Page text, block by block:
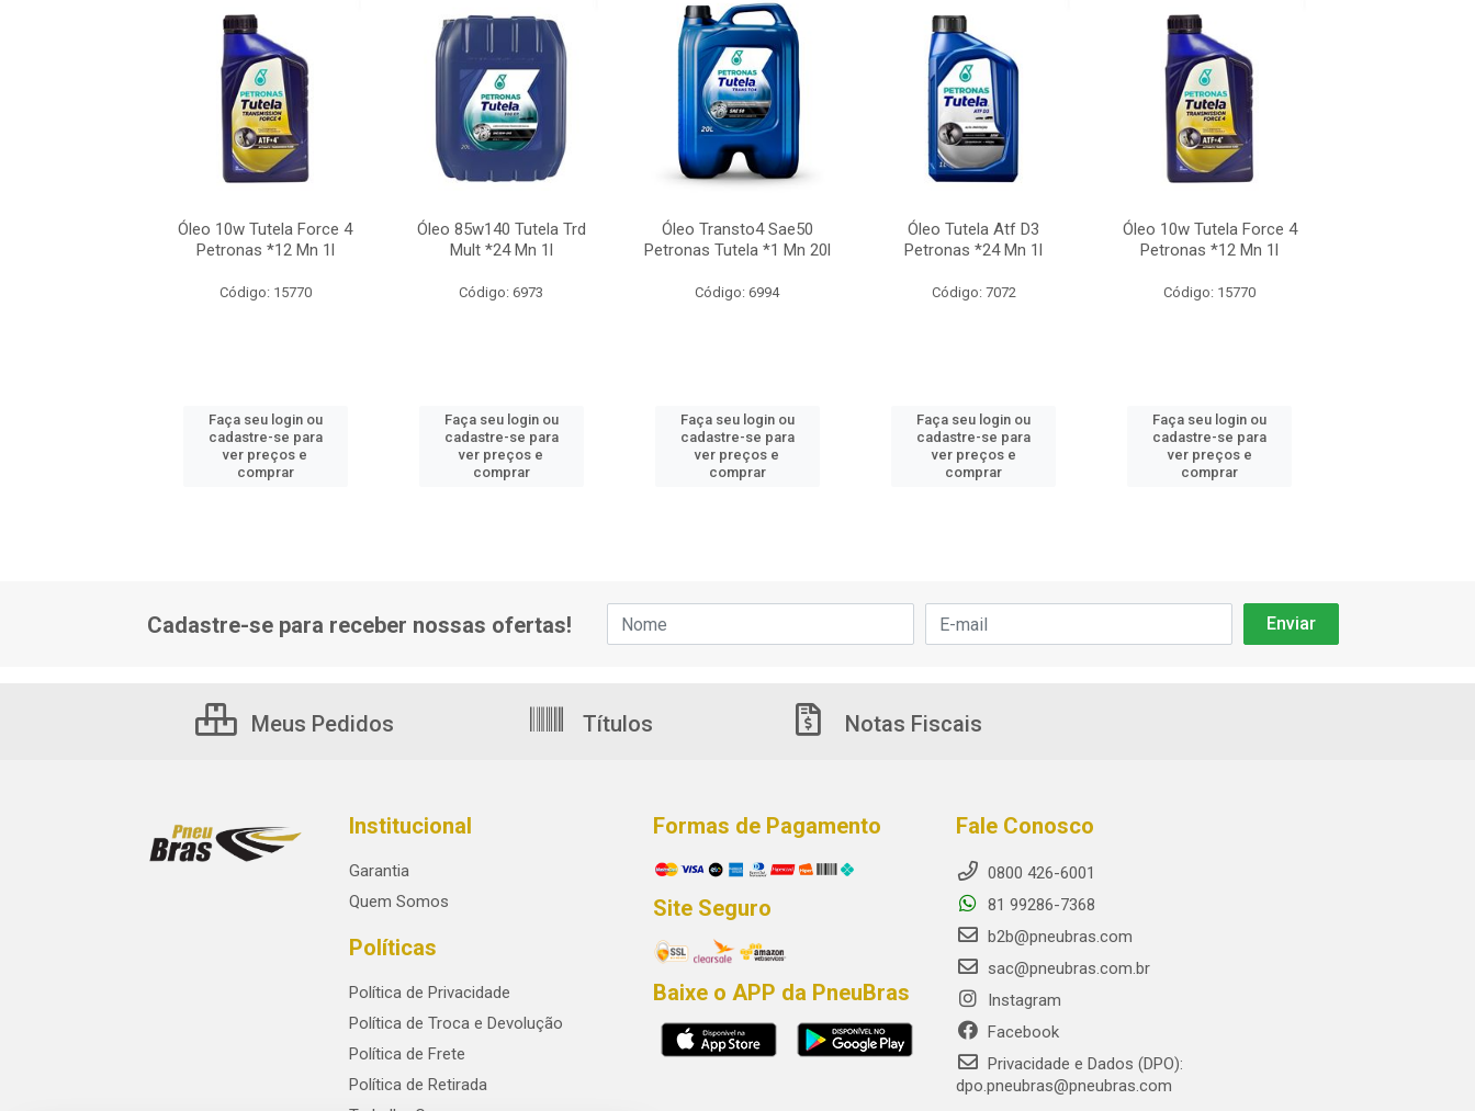
Óleo 10w Tutela Force 4
Petronas *12 Mn 1l
Código: 15770
Faça seu login ou
cadastre-se para
ver preços e
comprar
Óleo 85w140 Tutela Trd
Mult *24 Mn 1l
Código: 6973
Faça seu login ou
cadastre-se para
ver preços e
comprar
Óleo Transto4 Sae50
Petronas Tutela *1 Mn 20l
Código: 6994
Faça seu login ou
cadastre-se para
ver preços e
comprar
Óleo Tutela Atf D3
Petronas *24 Mn 1l
Código: 7072
Faça seu login ou
cadastre-se para
ver preços e
comprar
Óleo 10w Tutela Force 4
Petronas *12 Mn 1l
Código: 15770
Faça seu login ou
cadastre-se para
ver preços e
comprar
Cadastre-se para receber nossas ofertas!
Meus Pedidos Títulos Notas Fiscais
Institucional
Garantia
Quem Somos
Políticas
Política de Privacidade
Política de Troca e Devolução
Política de Frete
Política de Retirada
Formas de Pagamento
Site Seguro
Baixe o APP da PneuBras
Fale Conosco
0800 426-6001
81 99286-7368
b2b@pneubras.com
sac@pneubras.com.br
Instagram
Facebook
Privacidade e Dados (DPO):
dpo.pneubras@pneubras.com